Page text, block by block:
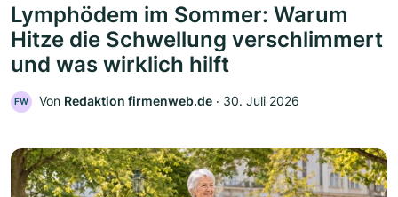
Lymphödem im Sommer: Warum
Hitze die Schwellung verschlimmert
und was wirklich hilft
FW Von Redaktion firmenweb.de ‧ 30. Juli 2026